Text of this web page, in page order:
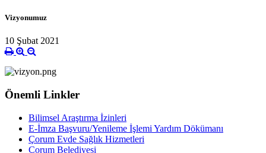
Vizyonumuz
10 Şubat 2021
Önemli Linkler
Bilimsel Araştırma İzinleri
E-İmza Başvuru/Yenileme İşlemi Yardım Dökümanı
Çorum Evde Sağlık Hizmetleri
Çorum Belediyesi